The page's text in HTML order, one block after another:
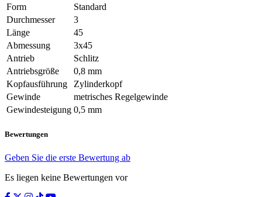
Form
Standard
Durchmesser
3
Länge
45
Abmessung
3x45
Antrieb
Schlitz
Antriebsgröße
0,8 mm
Kopfausführung
Zylinderkopf
Gewinde
metrisches Regelgewinde
Gewindesteigung 0,5 mm
Bewertungen
Geben Sie die erste Bewertung ab
Es liegen keine Bewertungen vor